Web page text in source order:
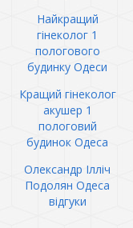
Найкращий
гінеколог 1
пологового
будинку Одеси
Кращий гінеколог
акушер 1
пологовий
будинок Одеса
Олександр Ілліч
Подолян Одеса
відгуки